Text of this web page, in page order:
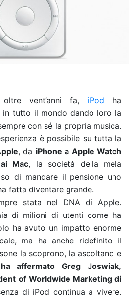
vent’anni fa, iPod
ha
in tutto il mondo dando loro la
con sé la propria musica.
è possibile su tutta la
, da iPhone a Apple Watch
Mac, la società della mela
di mandare il pensione uno
fatta diventare grande.
stata nel DNA di Apple.
di milioni di utenti come ha
ha avuto un impatto enorme
ma ha anche ridefinito il
la scoprono, la ascoltano e
affermato Greg Joswiak,
of Worldwide Marketing di
di iPod continua a vivere.